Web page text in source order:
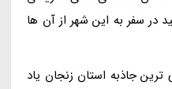
در سفر به این شهر از آن ها
ترین جاذبه استان زنجان یاد